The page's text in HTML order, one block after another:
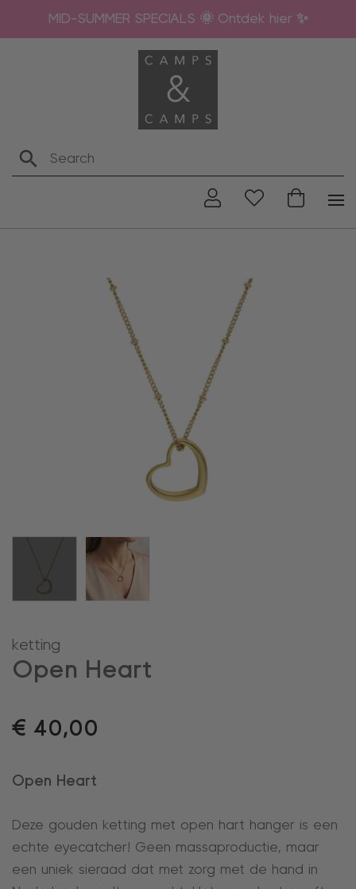
MID-SUMMER SPECIALS 🌞 Ontdek hier ✨
ketting
Open Heart
€ 40,00
Open Heart
Deze gouden ketting met open hart hanger is een
echte eyecatcher! Geen massaproductie, maar
een uniek sieraad dat met zorg met de hand in